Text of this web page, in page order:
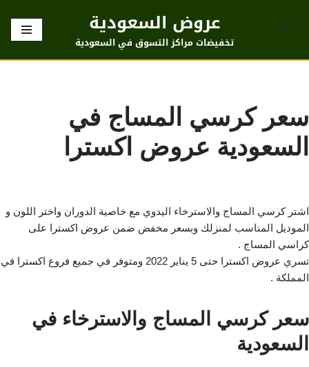
تخطى
عروض السعودية
تخفيضات مراكز التسوق في السعودية
سعر كرسي المساج في
السعودية عروض اكسترا
اشتر كرسي المساج والاسترخاء اليدوي مع خاصية الدوران واختر اللون و
الموديل المناسب لمنزلك وبسعر مخفض ضمن عروض اكسترا على
كراسي المساج .
تسري عروض اكسترا حتى 5 يناير 2022 ومتوفر في جميع فروع اكسترا في
المملكة .
سعر كرسي المساج والاسترخاء في
السعودية